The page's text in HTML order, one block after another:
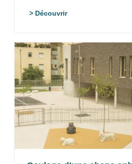
> Découvrir